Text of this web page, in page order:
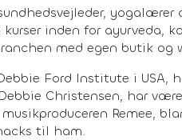
yogalærer
inden for ayurveda,
med egen butik og
Ford Institute i USA,
Christensen, har
Remee,
til ham.